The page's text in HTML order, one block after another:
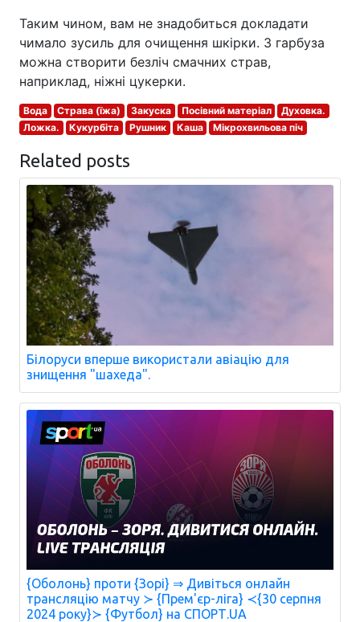
Таким чином, вам не знадобиться докладати
чимало зусиль для очищення шкірки. З гарбуза
можна створити безліч смачних страв,
наприклад, ніжні цукерки.
Вода Страва (їжа) Закуска Посівний матеріал
Духовка.
Ложка.
Кукурбіта Рушник Каша Мікрохвильова піч
Related posts
Білоруси вперше використали авіацію для
знищення "шахеда".
{Оболонь} проти {Зорі} ⇒ Дивіться онлайн
трансляцію матчу ≻ {Прем'єр-ліга} ≺{30 серпня
2024 року}≻ {Футбол} на СПОРТ.UA